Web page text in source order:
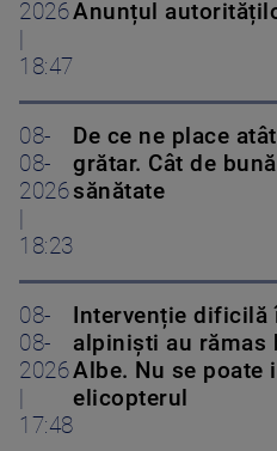
2026
18:47
Anunțul
08-
08-
2026
18:23
De ce ne place
grătar. Cât de
sănătate
08-
08-
2026
17:48
Intervenție dificilă
alpiniști au rămas
Albe. Nu se poate
elicopterul